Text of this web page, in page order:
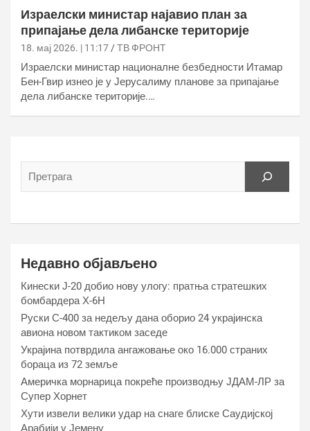
Израелски министар најавио план за
припајање дела либанске територије
18. мај 2026. | 11:17 ТВ ФРОНТ
Израелски министар националне безбедности Итамар
Бен-Гвир изнео је у Јерусалиму планове за припајање
дела либанске територије.…
Недавно објављено
Кинески Ј-20 добио нову улогу: пратња стратешких
бомбардера Х-6Н
Руски С-400 за недељу дана оборио 24 украјинска
авиона новом тактиком заседе
Украјина потврдила ангажовање око 16.000 страних
бораца из 72 земље
Америчка морнарица покреће производњу ЈДАМ-ЛР за
Супер Хорнет
Хути извели велики удар на снаге блиске Саудијској
Арабији у Јемену